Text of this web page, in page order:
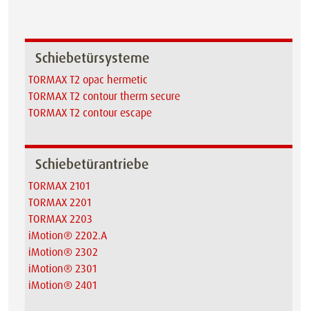
Schiebetürsysteme
TORMAX T2 opac hermetic
TORMAX T2 contour therm secure
TORMAX T2 contour escape
Schiebetürantriebe
TORMAX 2101
TORMAX 2201
TORMAX 2203
iMotion® 2202.A
iMotion® 2302
iMotion® 2301
iMotion® 2401